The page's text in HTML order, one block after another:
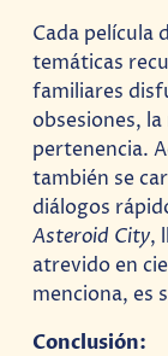
Cada película
temáticas
familiares
obsesiones,
pertenencia.
también se
diálogos
Asteroid City,
atrevido en
menciona, es
Conclusión: